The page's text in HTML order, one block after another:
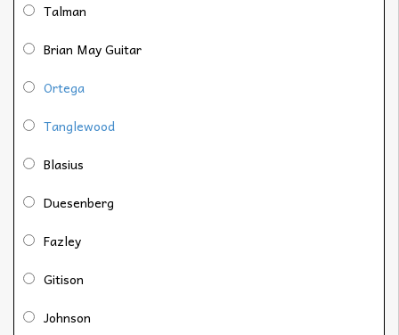
Talman
Brian May Guitar
Ortega
Tanglewood
Blasius
Duesenberg
Fazley
Gitison
Johnson